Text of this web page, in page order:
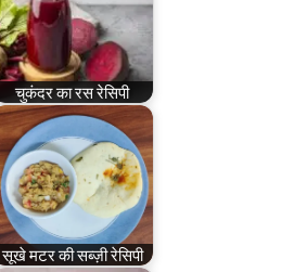
चुकंदर का रस रेसिपी
सूखे मटर की सब्ज़ी रेसिपी